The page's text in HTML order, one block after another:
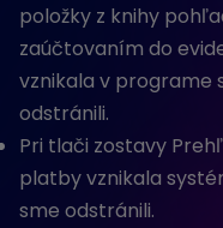
položky z knihy
zaúčtovaním do
vznikala v programe
odstránili.
Pri tlači zostavy
platby vznikala
sme odstránili.